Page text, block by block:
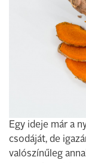
Egy ideje már a
csodáját, de
valószínűleg